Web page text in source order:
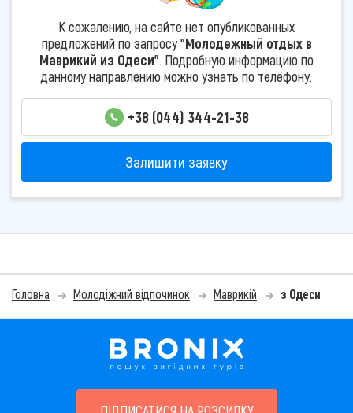
К сожалению, на сайте нет опубликованных
предложений по запросу"Молодежный отдых в
Маврикий из Одеси". Подробную информацию по
данному направлению можно узнать по телефону:
+38 (044) 344-21-38
Залишити заявку
Головна Молодіжний відпочинок Маврикій з Одеси